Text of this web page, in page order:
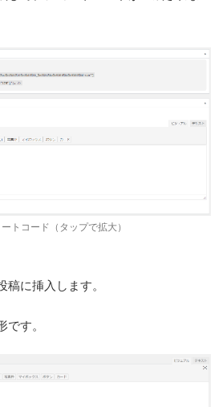
トコード（タップで拡大）
稿に挿入します。
す。